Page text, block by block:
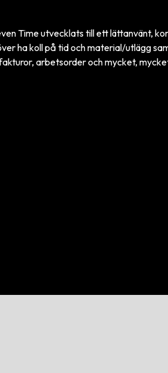
Time utvecklats till ett lättanvänt,
ha koll på tid och material/utlägg
arbetsorder och mycket,